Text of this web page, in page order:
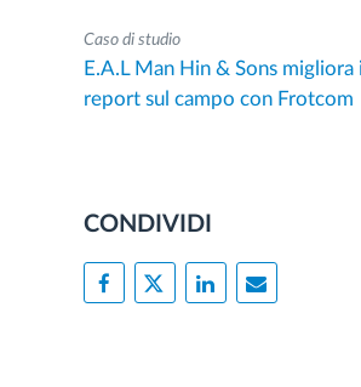
Caso di studio
E.A.L Man Hin & Sons migliora i
report sul campo con Frotcom
CONDIVIDI